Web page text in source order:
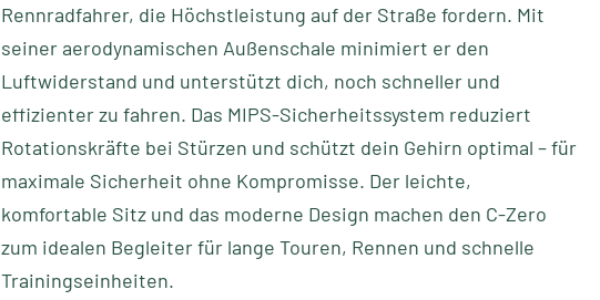
Rennradfahrer, die Höchstleistung auf der Straße fordern. Mit
seiner aerodynamischen Außenschale minimiert er den
Luftwiderstand und unterstützt dich, noch schneller und
effizienter zu fahren. Das MIPS-Sicherheitssystem reduziert
Rotationskräfte bei Stürzen und schützt dein Gehirn optimal – für
maximale Sicherheit ohne Kompromisse. Der leichte,
komfortable Sitz und das moderne Design machen den C-Zero
zum idealen Begleiter für lange Touren, Rennen und schnelle
Trainingseinheiten.